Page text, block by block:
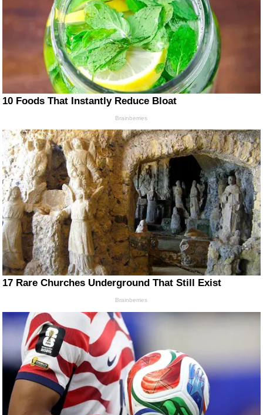
10 Foods That Instantly Reduce Bloat
Brainberries
17 Rare Churches Underground That Still Exist
Brainberries